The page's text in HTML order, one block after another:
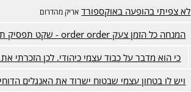
לא צפיתי בהופעה באוקספורד אריק מהדרום
המנחה כל הזמן צעק order order - שקט תפסיק תפסיק
כי הוא מדבר על כבוד עצמי כיהודי. לכן הזכרתי
ויש לו בטחון עצמי שבטוח ישרוד את האנגלים